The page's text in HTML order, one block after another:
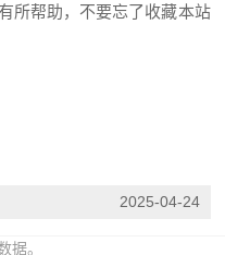
所帮助，不要忘了收藏本站
2025-04-24
据。